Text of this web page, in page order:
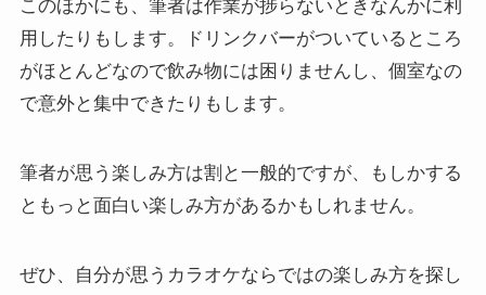
このほかにも、筆者は作業が捗らないときなんかに利
用したりもします。ドリンクバーがついているところ
がほとんどなので飲み物には困りませんし、個室なの
で意外と集中できたりもします。
筆者が思う楽しみ方は割と一般的ですが、もしかする
ともっと面白い楽しみ方があるかもしれません。
ぜひ、自分が思うカラオケならではの楽しみ方を探し